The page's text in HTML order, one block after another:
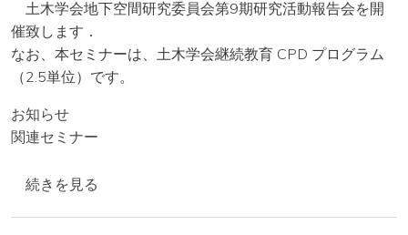
土木学会地下空間研究委員会第9期研究活動報告会を開
催致します．
なお、本セミナーは、土木学会継続教育 CPD プログラム
（2.5単位）です。
お知らせ
関連セミナー
【開催案内】第9期研究活動報告会 の
続きを見る